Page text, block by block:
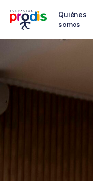
Quiénes
somos